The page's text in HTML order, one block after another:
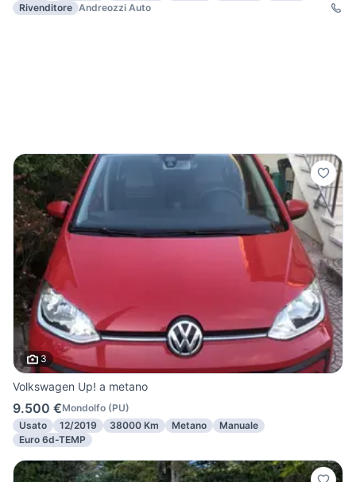
Rivenditore Andreozzi Auto
3
Volkswagen Up! a metano
9.500 €Mondolfo (PU)
Usato
12/2019 38000 Km Metano
Manuale
Euro 6d-TEMP